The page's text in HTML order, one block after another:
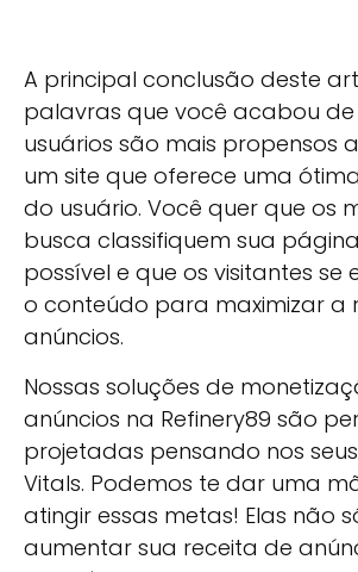
A principal conclusão deste
palavras que você acabou de
usuários são mais propensos
um site que oferece uma
do usuário. Você quer que os
busca classifiquem sua
possível e que os visitantes se
o conteúdo para maximizar a
anúncios.
Nossas soluções de
anúncios na Refinery89 são
projetadas pensando nos
Vitals. Podemos te dar uma
atingir essas metas! Elas não
aumentar sua receita de